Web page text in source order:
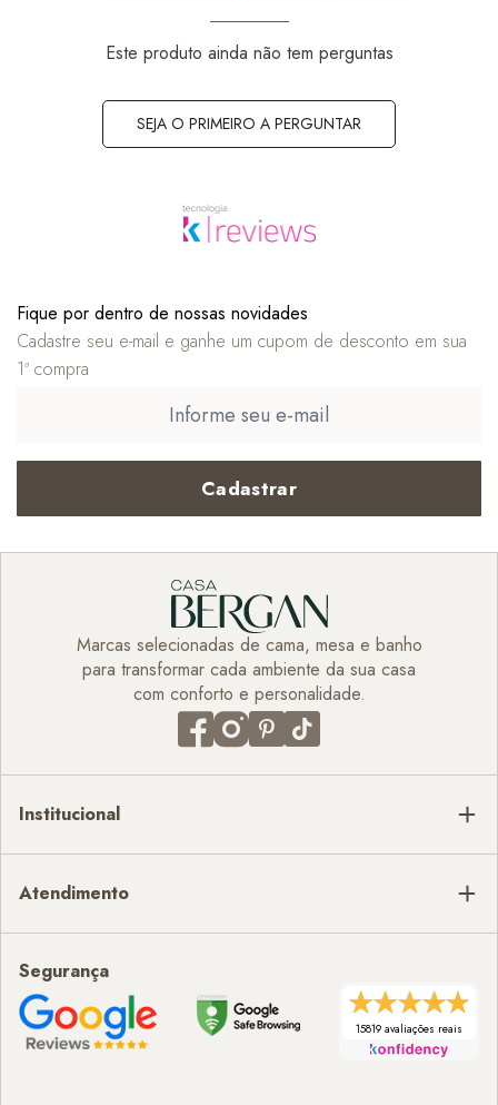
Este produto ainda não tem perguntas
SEJA O PRIMEIRO A PERGUNTAR
Fique por dentro de nossas novidades
Cadastre seu e-mail e ganhe um cupom de desconto em sua
1ª compra
Cadastrar
Marcas selecionadas de cama, mesa e banho
para transformar cada ambiente da sua casa
com conforto e personalidade.
Institucional
Atendimento
Segurança
15819 avaliações reais